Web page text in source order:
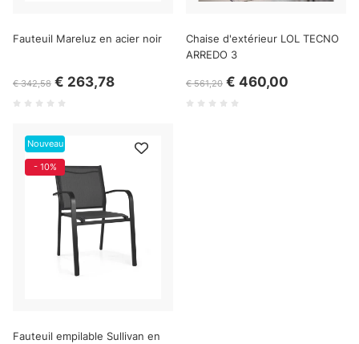
Fauteuil Mareluz en acier noir
€ 342,58 € 263,78
Chaise d'extérieur LOL TECNO
ARREDO 3
€ 561,20 € 460,00
Nouveau
- 10%
Fauteuil empilable Sullivan en